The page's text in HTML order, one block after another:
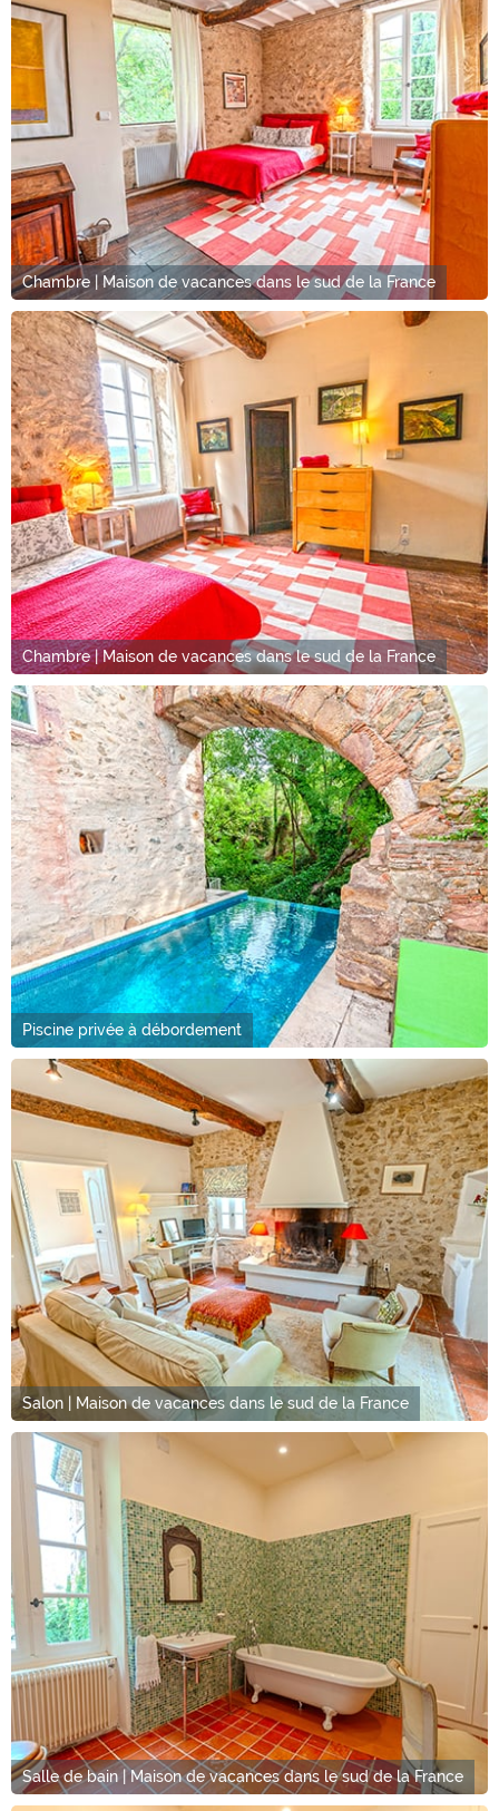
Chambre | Maison de vacances dans le sud de la France
Chambre | Maison de vacances dans le sud de la France
Piscine privée à débordement
Salon | Maison de vacances dans le sud de la France
Salle de bain | Maison de vacances dans le sud de la France